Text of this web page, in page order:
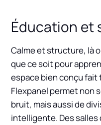
Éducation et
Calme et structure, là
que ce soit pour
espace bien conçu
Flexpanel permet non
bruit, mais aussi de
intelligente. Des salles